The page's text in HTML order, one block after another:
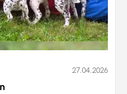
27.04.2026